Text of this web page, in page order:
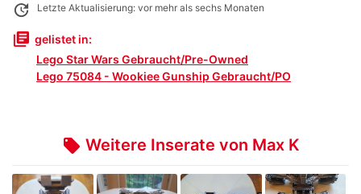
update Letzte Aktualisierung: vor mehr als sechs Monaten
library_books gelistet in:
Lego Star Wars Gebraucht/Pre-Owned
Lego 75084 - Wookiee Gunship Gebraucht/PO
local_offer Weitere Inserate von Max K